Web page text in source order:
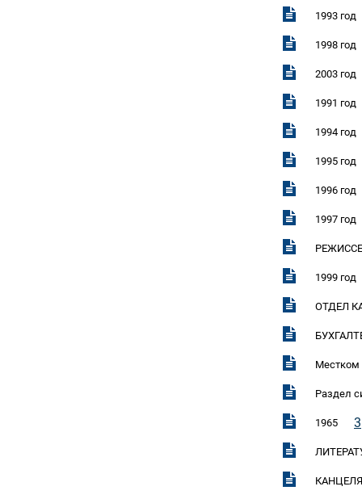
1993 год
1998 год
2003 год
1991 год
1994 год
1995 год
1996 год
1997 год
1999 год
ОТДЕЛ
Раздел
1965 3